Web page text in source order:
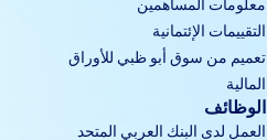
التقييمات الإئتمانية
تعميم من سوق أبو ظبي للأوراق
المالية
الوظائف
العمل لدى البنك العربي المتحد